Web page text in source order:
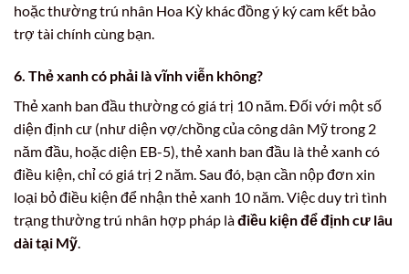
hoặc thường trú nhân Hoa Kỳ khác đồng ý ký cam kết bảo
trợ tài chính cùng bạn.
6. Thẻ xanh có phải là vĩnh viễn không?
Thẻ xanh ban đầu thường có giá trị 10 năm. Đối với một số
diện định cư (như diện vợ/chồng của công dân Mỹ trong 2
năm đầu, hoặc diện EB-5), thẻ xanh ban đầu là thẻ xanh có
điều kiện, chỉ có giá trị 2 năm. Sau đó, bạn cần nộp đơn xin
loại bỏ điều kiện để nhận thẻ xanh 10 năm. Việc duy trì tình
trạng thường trú nhân hợp pháp làđiều kiện để định cư lâu
dài tại Mỹ